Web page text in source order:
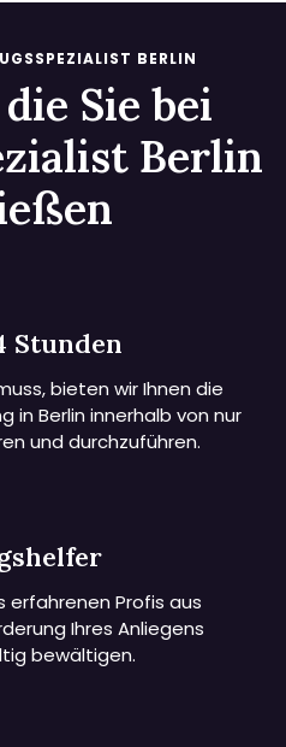
BERLIN
Sie bei
Berlin
Stunden
bieten wir Ihnen die
in Berlin innerhalb von nur
und durchzuführen.
Profis aus
Ihres Anliegens
bewältigen.